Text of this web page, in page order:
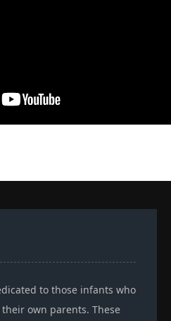
to those infants who
own parents. These